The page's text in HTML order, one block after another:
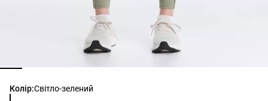
Колір:Світло-зелений
Список кольорів товару